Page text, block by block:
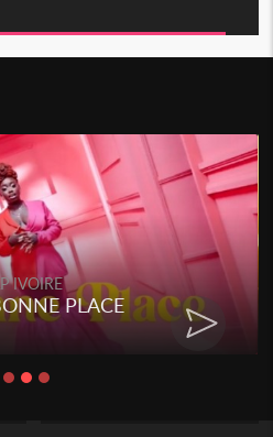
IVOIRE
PLACE